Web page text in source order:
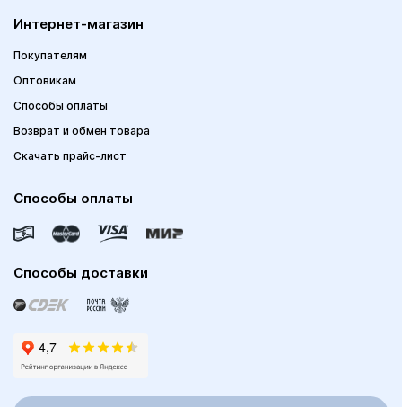
Интернет-магазин
Покупателям
Оптовикам
Способы оплаты
Возврат и обмен товара
Скачать прайс-лист
Способы оплаты
Способы доставки